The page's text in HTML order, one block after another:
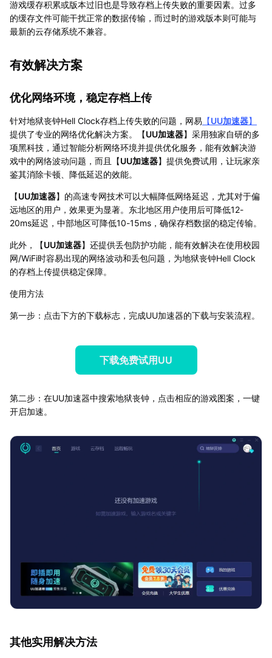
游戏缓存积累或版本过旧也是导致存档上传失败的重要因素。过多
的缓存文件可能干扰正常的数据传输，而过时的游戏版本则可能与
最新的云存储系统不兼容。
有效解决方案
优化网络环境，稳定存档上传
针对地狱丧钟Hell Clock存档上传失败的问题，网易 【UU加速器】
提供了专业的网络优化解决方案。【UU加速器】采用独家自研的多
项黑科技，通过智能分析网络环境并提供优化服务，能有效解决游
戏中的网络波动问题，而且【UU加速器】提供免费试用，让玩家亲
鉴其消除卡顿、降低延迟的效能。
【UU加速器】的高速专网技术可以大幅降低网络延迟，尤其对于偏
远地区的用户，效果更为显著。东北地区用户使用后可降低12-
20ms延迟，中部地区可降低10-15ms，确保存档数据的稳定传输。
此外，【UU加速器】还提供丢包防护功能，能有效解决在使用校园
网/WiFi时容易出现的网络波动和丢包问题，为地狱丧钟Hell Clock
的存档上传提供稳定保障。
使用方法
第一步：点击下方的下载标志，完成UU加速器的下载与安装流程。
下载免费试用UU
第二步：在UU加速器中搜索地狱丧钟，点击相应的游戏图案，一键
开启加速。
其他实用解决方法